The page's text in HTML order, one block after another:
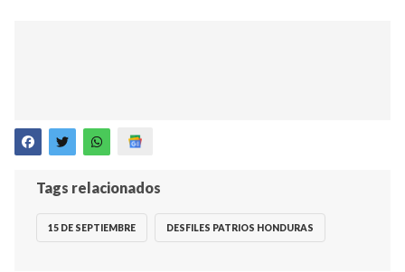
Tags relacionados
15 DE SEPTIEMBRE DESFILES PATRIOS HONDURAS